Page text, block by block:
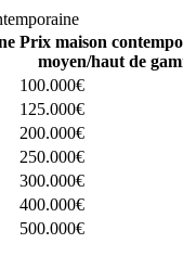
Prix maison
moyen/haut de
100.000€
125.000€
200.000€
250.000€
300.000€
400.000€
500.000€